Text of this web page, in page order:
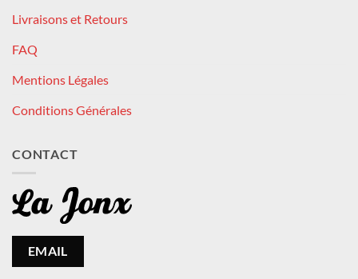
Livraisons et Retours
FAQ
Mentions Légales
Conditions Générales
CONTACT
EMAIL